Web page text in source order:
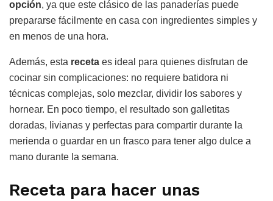
opción, ya que este clásico de las panaderías puede
prepararse fácilmente en casa con ingredientes simples y
en menos de una hora.
Además, esta receta es ideal para quienes disfrutan de
cocinar sin complicaciones: no requiere batidora ni
técnicas complejas, solo mezclar, dividir los sabores y
hornear. En poco tiempo, el resultado son galletitas
doradas, livianas y perfectas para compartir durante la
merienda o guardar en un frasco para tener algo dulce a
mano durante la semana.
Receta para hacer unas